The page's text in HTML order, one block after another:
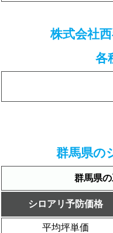
株式会社
各
群馬県の
群馬県の
シロアリ予防価格
平均坪単価